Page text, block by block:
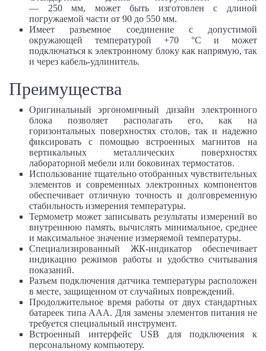
— 250 мм, может быть изготовлен с длиной
погружаемой части от 90 до 550 мм.
Имеет разъемное соединение с допустимой
окружающей температурой +70 °С и может
подключаться к электронному блоку как напрямую, так
и через кабель-удлинитель.
Преимущества
Оригинальный эргономичный дизайн электронного
блока позволяет располагать его, как на
горизонтальных поверхностях столов, так и надежно
фиксировать с помощью встроенных магнитов на
вертикальных металлических поверхностях
лабораторной мебели или боковинах термостатов.
Использование тщательно отобранных чувствительных
элементов и современных электронных компонентов
обеспечивает отличную точность и долговременную
стабильность измерения температуры.
Термометр может записывать результаты измерений во
внутреннюю память, вычислять минимальное, среднее
и максимальное значение измеряемой температуры.
Специализированный ЖК-индикатор обеспечивает
индикацию режимов работы и удобство считывания
показаний.
Разъем подключения датчика температуры расположен
в месте, защищенном от случайных повреждений.
Продолжительное время работы от двух стандартных
батареек типа ААА. Для замены элементов питания не
требуется специальный инструмент.
Встроенный интерфейс USB для подключения к
персональному компьютеру.